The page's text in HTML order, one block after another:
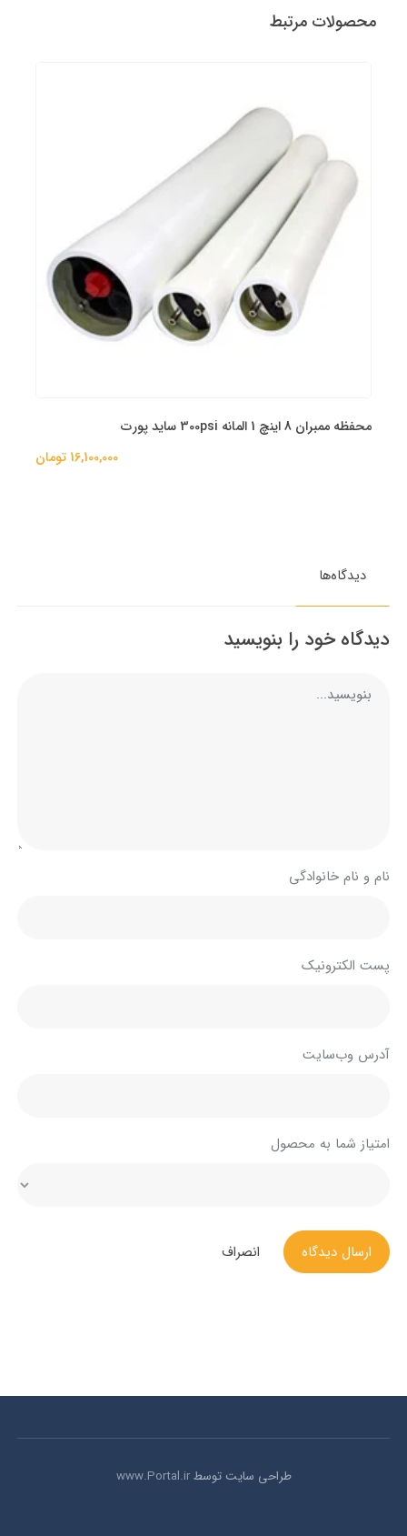
محصولات مرتبط
محفظه ممبران 8 اینچ 1 المانه 300psi ساید پورت
16,100,000 تومان
دیدگاه‌ها
دیدگاه خود را بنویسید
نام و نام خانوادگی
پست الکترونیک
آدرس وب‌سایت
امتیاز شما به محصول
ارسال دیدگاه انصراف
طراحی سایت توسطwww.Portal.ir